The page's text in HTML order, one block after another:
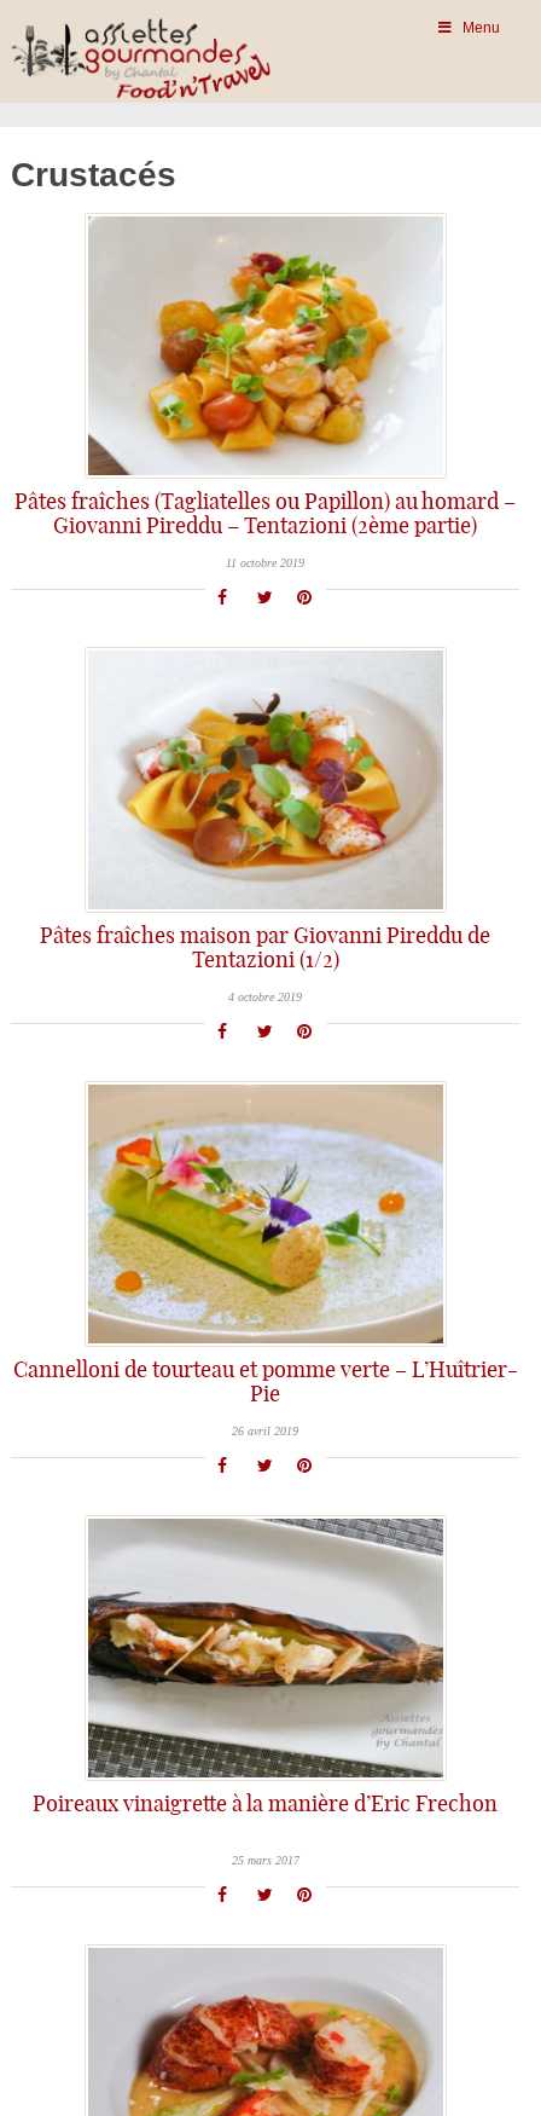
Menu
Crustacés
Pâtes fraîches (Tagliatelles ou Papillon) au homard –
Giovanni Pireddu – Tentazioni (2ème partie)
11 octobre 2019
Pâtes fraîches maison par Giovanni Pireddu de
Tentazioni (1/2)
4 octobre 2019
Cannelloni de tourteau et pomme verte – L’Huîtrier-
Pie
26 avril 2019
Poireaux vinaigrette à la manière d’Eric Frechon
25 mars 2017